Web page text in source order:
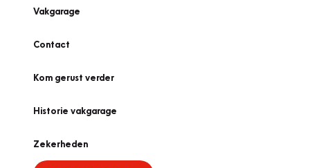
Vakgarage
Contact
Kom gerust verder
Historie vakgarage
Zekerheden